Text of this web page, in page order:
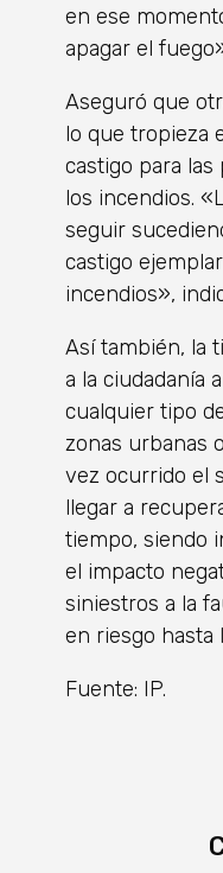
en ese
apagar el
Aseguró que
lo que tropieza
castigo para
los incendios.
seguir
castigo
incendios»,
Así también, la
a la ciudadanía
cualquier tipo
zonas urbanas
vez ocurrido el
llegar a
tiempo, siendo
el impacto
siniestros a la
en riesgo hasta
Fuente: IP.